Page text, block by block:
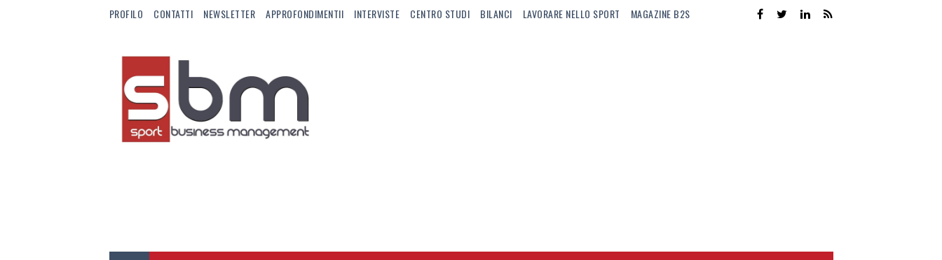
PROFILO CONTATTI NEWSLETTER APPROFONDIMENTII INTERVISTE CENTRO STUDI BILANCI LAVORARE NELLO SPORT MAGAZINE B2S